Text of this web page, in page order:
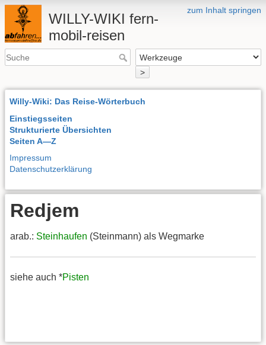
zum Inhalt springen
WILLY-WIKI fern-
mobil-reisen
>
Willy-Wiki: Das Reise-Wörterbuch
Einstiegsseiten
Strukturierte Übersichten
Seiten A—Z
Impressum
Datenschutzerklärung
Redjem
arab.: Steinhaufen (Steinmann) als Wegmarke
siehe auch *Pisten